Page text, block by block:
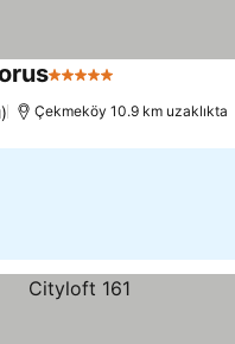
5 Yıldız
Çekmeköy 10.9 km uzaklıkta